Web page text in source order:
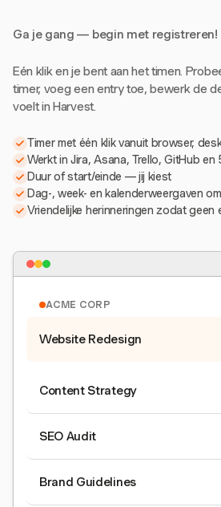
Ga je gang — begin met registreren!
Eén klik en je bent aan het timen.
timer, voeg een entry toe, bewerk de
voelt in Harvest.
Timer met één klik vanuit browser,
Werkt in Jira, Asana, Trello, GitHub
Duur of start/einde — jij kiest
Dag-, week- en kalenderweergaven
Vriendelijke herinneringen zodat geen
ACME CORP
Website Redesign
Content Strategy
SEO Audit
Brand Guidelines